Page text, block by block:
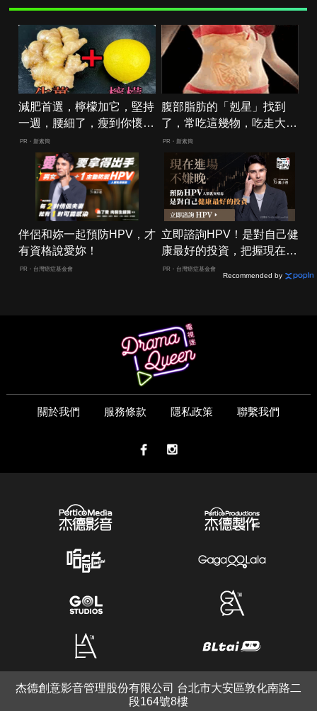
減肥首選，檸檬加它，堅持
一週，腰細了，瘦到你懷疑
人生
PR・新素簡
腹部脂肪的「剋星」找到
了，常吃這幾物，吃走大肚
囊，瘦出小蠻腰
PR・新素簡
伴侶和妳一起預防HPV，才
有資格說愛妳！
PR・台灣癌症基金會
立即諮詢HPV！是對自己健
康最好的投資，把握現在不
嫌晚！
PR・台灣癌症基金會
Recommended by
關於我們 服務條款 隱私政策 聯繫我們
杰德創意影音管理股份有限公司 台北市大安區敦化南路二
段164號8樓